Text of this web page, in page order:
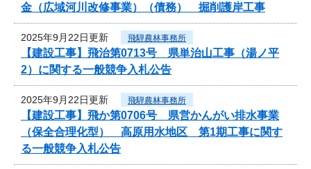
金（広域河川改修事業）（債務） 掘削護岸工事
2025年9月22日更新 飛騨農林事務所
【建設工事】飛治第0713号 県単治山工事（湯ノ平
2）に関する一般競争入札公告
2025年9月22日更新 飛騨農林事務所
【建設工事】飛か第0706号 県営かんがい排水事業
（保全合理化型） 高原用水地区 第1期工事に関す
る一般競争入札公告